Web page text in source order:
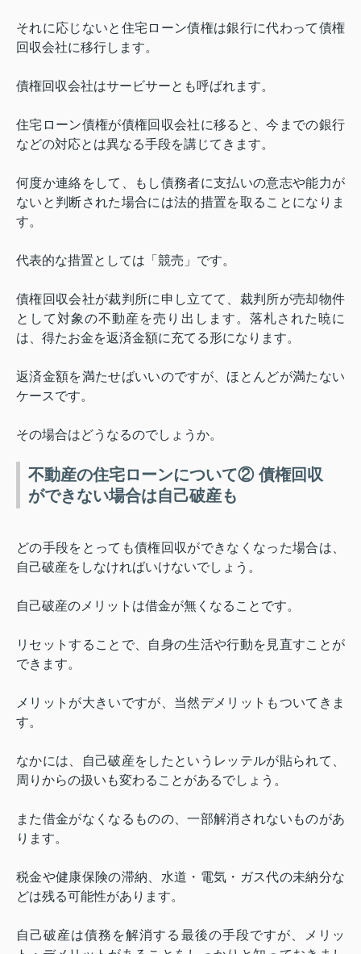
それに応じないと住宅ローン債権は銀行に代わって債権
回収会社に移行します。
債権回収会社はサービサーとも呼ばれます。
住宅ローン債権が債権回収会社に移ると、今までの銀行
などの対応とは異なる手段を講じてきます。
何度か連絡をして、もし債務者に支払いの意志や能力が
ないと判断された場合には法的措置を取ることになりま
す。
代表的な措置としては「競売」です。
債権回収会社が裁判所に申し立てて、裁判所が売却物件
として対象の不動産を売り出します。落札された暁に
は、得たお金を返済金額に充てる形になります。
返済金額を満たせばいいのですが、ほとんどが満たない
ケースです。
その場合はどうなるのでしょうか。
不動産の住宅ローンについて② 債権回収
ができない場合は自己破産も
どの手段をとっても債権回収ができなくなった場合は、
自己破産をしなければいけないでしょう。
自己破産のメリットは借金が無くなることです。
リセットすることで、自身の生活や行動を見直すことが
できます。
メリットが大きいですが、当然デメリットもついてきま
す。
なかには、自己破産をしたというレッテルが貼られて、
周りからの扱いも変わることがあるでしょう。
また借金がなくなるものの、一部解消されないものがあ
ります。
税金や健康保険の滞納、水道・電気・ガス代の未納分な
どは残る可能性があります。
自己破産は債務を解消する最後の手段ですが、メリッ